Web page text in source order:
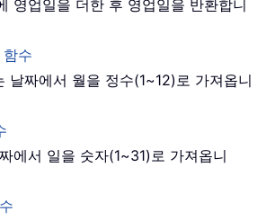
영업일을 더한 후 영업일을 반환합니
수
날짜에서 월을 정수(1~12)로 가져옵니
에서 일을 숫자(1~31)로 가져옵니